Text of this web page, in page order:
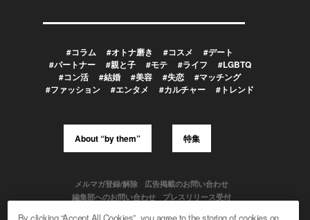
#コラム #オトナ磨き #コスメ
#デート
#パートナー
#親と子 #モテ #ライフ
#LGBTQ
#コン活
#結婚 #美容 #失恋
#マッチング
#ファッション
#エンタメ #カルチャー #トレンド
About “by them” 特集
メルマガ登録/解除
広告掲載のお問い合わせ
編集部へのお問い合わせ
プレスリリース受付